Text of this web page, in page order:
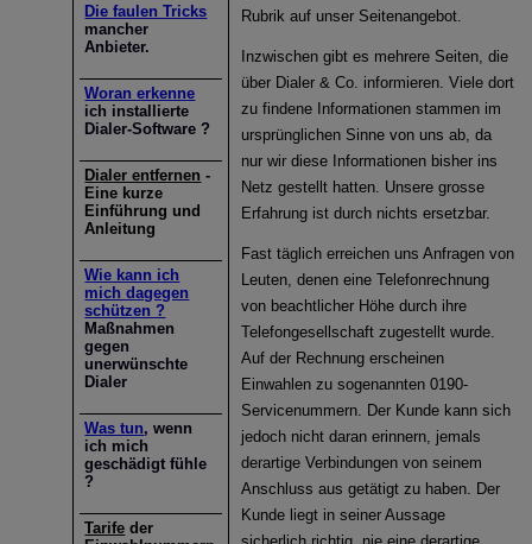
Rubrik auf unser Seitenangebot.
Inzwischen gibt es mehrere Seiten, die
über Dialer & Co. informieren. Viele dort
zu findene Informationen stammen im
ursprünglichen Sinne von uns ab, da
nur wir diese Informationen bisher ins
Netz gestellt hatten. Unsere grosse
Erfahrung ist durch nichts ersetzbar.
Fast täglich erreichen uns Anfragen von
Leuten, denen eine Telefonrechnung
von beachtlicher Höhe durch ihre
Telefongesellschaft zugestellt wurde.
Auf der Rechnung erscheinen
Einwahlen zu sogenannten 0190-
Servicenummern. Der Kunde kann sich
jedoch nicht daran erinnern, jemals
derartige Verbindungen von seinem
Anschluss aus getätigt zu haben. Der
Kunde liegt in seiner Aussage
Die faulen Tricks
mancher
Anbieter.
Woran erkenne
ich installierte
Dialer-Software ?
Dialer entfernen -
Eine kurze
Einführung und
Anleitung
Wie kann ich
mich dagegen
schützen ?
Maßnahmen
gegen
unerwünschte
Dialer
Was tun, wenn
ich mich
geschädigt fühle
?
Tarife der